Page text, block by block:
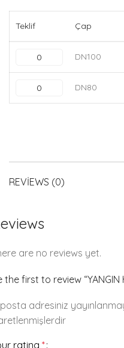
Teklif Çap
DN100
DN80
REVIEWS (0)
are no reviews yet.
the first to review “YANGIN
adresiniz
rating *